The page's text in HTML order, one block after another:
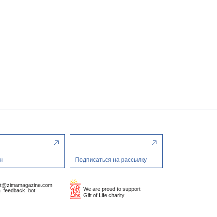
Подписаться на рассылку
We are proud to support
Gift of Life charity